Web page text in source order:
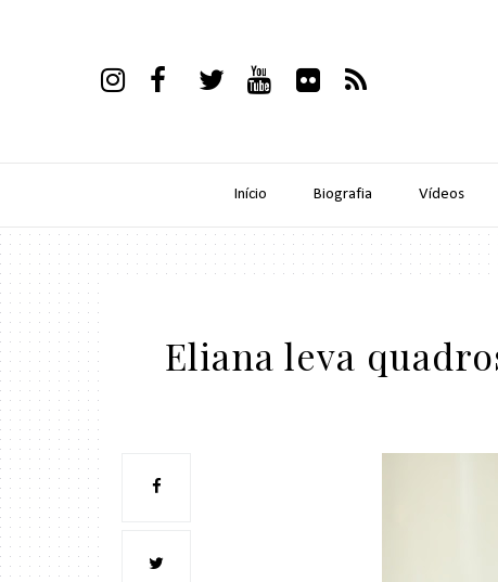
Início Biografia Vídeos
Eliana leva